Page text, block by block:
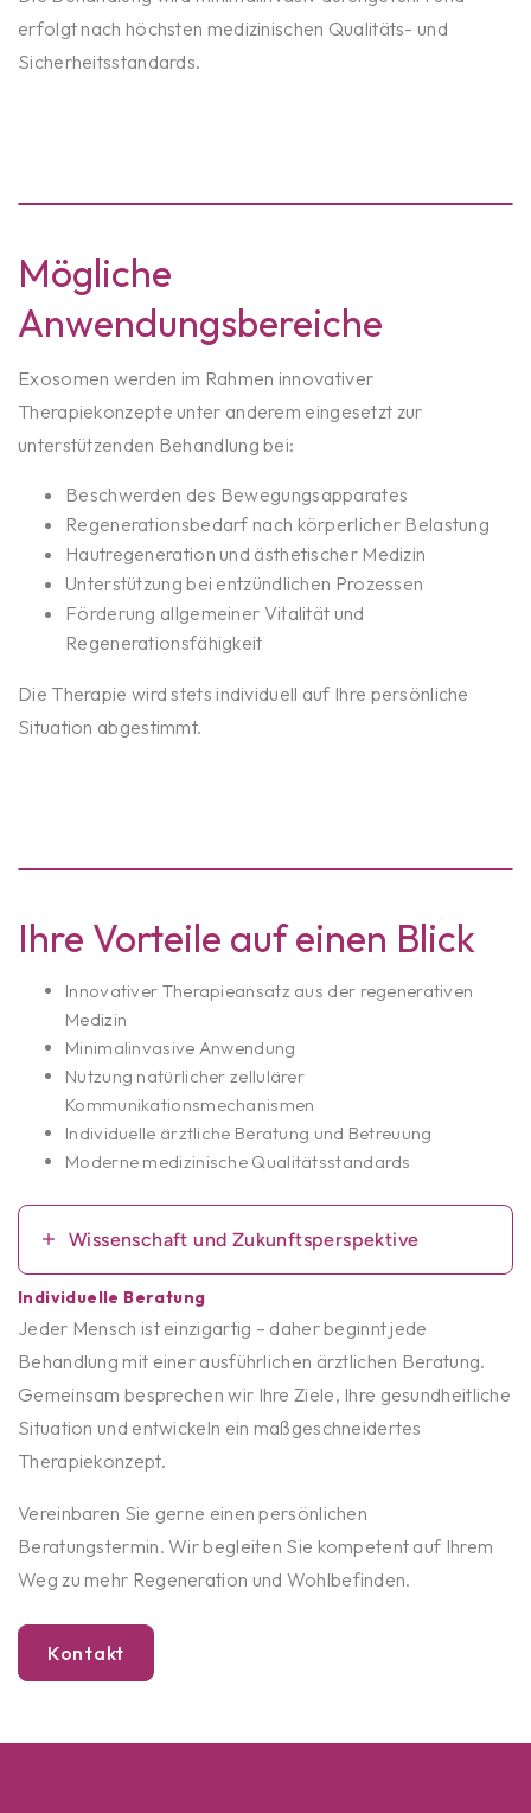
erfolgt nach höchsten medizinischen Qualitäts- und
Sicherheitsstandards.
Mögliche
Anwendungsbereiche
Exosomen werden im Rahmen innovativer
Therapiekonzepte unter anderem eingesetzt zur
unterstützenden Behandlung bei:
Beschwerden des Bewegungsapparates
Regenerationsbedarf nach körperlicher Belastung
Hautregeneration und ästhetischer Medizin
Unterstützung bei entzündlichen Prozessen
Förderung allgemeiner Vitalität und
Regenerationsfähigkeit
Die Therapie wird stets individuell auf Ihre persönliche
Situation abgestimmt.
Ihre Vorteile auf einen Blick
Innovativer Therapieansatz aus der regenerativen
Medizin
Minimalinvasive Anwendung
Nutzung natürlicher zellulärer
Kommunikationsmechanismen
Individuelle ärztliche Beratung und Betreuung
Moderne medizinische Qualitätsstandards
Wissenschaft und Zukunftsperspektive
Individuelle Beratung
Jeder Mensch ist einzigartig – daher beginnt jede
Behandlung mit einer ausführlichen ärztlichen Beratung.
Gemeinsam besprechen wir Ihre Ziele, Ihre gesundheitliche
Situation und entwickeln ein maßgeschneidertes
Therapiekonzept.
Vereinbaren Sie gerne einen persönlichen
Beratungstermin. Wir begleiten Sie kompetent auf Ihrem
Weg zu mehr Regeneration und Wohlbefinden.
Kontakt